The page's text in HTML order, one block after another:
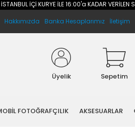
İÇİ KURYE İLE 16:00'a KADAR VERİLEN
Hakkımızda Banka Hesaplarımız İletişim
Üyelik Sepetim
FOTOĞRAFÇILIK AKSESUARLAR